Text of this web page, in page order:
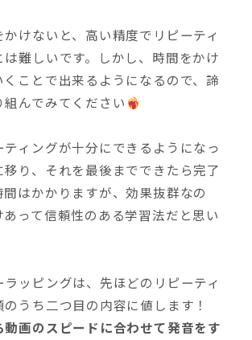
かけないと、高い精度でリピーティ
は難しいです。しかし、時間をかけ
ことで出来るようになるので、諦
んでみてください
ティングが十分にできるようになっ
り、それを最後までできたら完了
はかかりますが、効果抜群なの
って信頼性のある学習法だと思い
ッピングは、先ほどのリピーティ
うち二つ目の内容に値します！
画のスピードに合わせて発音をす